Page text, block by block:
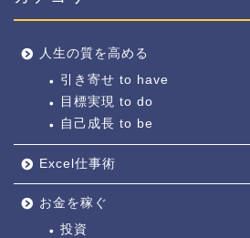
人生の質を高める
引き寄せ to have
目標実現 to do
自己成長 to be
Excel仕事術
お金を稼ぐ
投資